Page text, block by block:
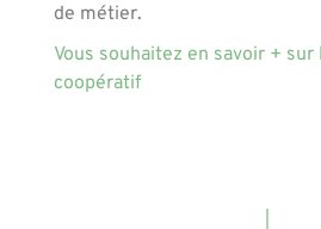
de métier.
Vous souhaitez en savoir +
coopératif